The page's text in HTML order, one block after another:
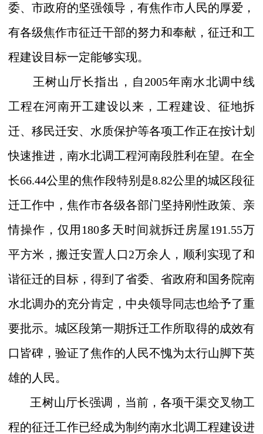
委、市政府的坚强领导，有焦作市人民的厚爱，
有各级焦作市征迁干部的努力和奉献，征迁和工
程建设目标一定能够实现。
王树山厅长指出，自 2005年南水北调中线
工程在河南开工建设以来， 工程建设、征地拆
迁、移民迁安、水质保护等各项工作正在按计划
快速推进，南水北调工程河南段胜利在望。在全
长66.44公里的焦作段特别是8.82公里的城区段征
迁工作中，焦作市各级各部门坚持刚性政策、亲
情操作，仅用 180多天时间就拆迁房屋191.55万
平方米，搬迁安置人口2万余人，顺利实现了和
谐征迁的目标，得到了省委、省政府和国务院南
水北调办的充分肯定，中央领导同志也给予了重
要批示。城区段第一期拆迁工作所取得的成效有
口皆碑，验证了焦作的人民不愧为太行山脚下英
雄的人民。
王树山厅长强调， 当前，各项干渠交叉物工
程的征迁工作已经成为制约南水北调工程建设进